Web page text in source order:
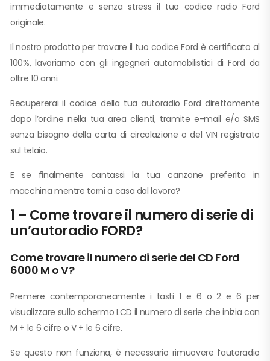
immediatamente e senza stress il tuo codice radio Ford
originale.
Il nostro prodotto per trovare il tuo codice Ford è certificato al
100%, lavoriamo con gli ingegneri automobilistici di Ford da
oltre 10 anni.
Recupererai il codice della tua autoradio Ford direttamente
dopo l’ordine nella tua area clienti, tramite e-mail e/o SMS
senza bisogno della carta di circolazione o del VIN registrato
sul telaio.
E se finalmente cantassi la tua canzone preferita in
macchina mentre torni a casa dal lavoro?
1 – Come trovare il numero di serie di
un’autoradio FORD?
Come trovare il numero di serie del CD Ford
6000 M o V?
Premere contemporaneamente i tasti 1 e 6 o 2 e 6 per
visualizzare sullo schermo LCD il numero di serie che inizia con
M + le 6 cifre o V + le 6 cifre.
Se questo non funziona, è necessario rimuovere l’autoradio